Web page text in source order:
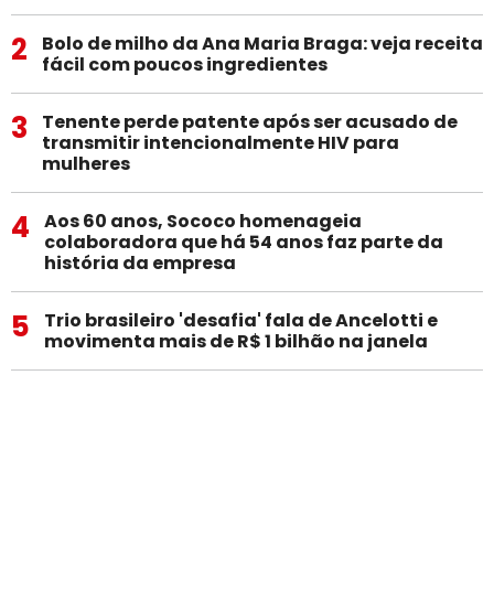
2
Bolo de milho da Ana Maria Braga: veja receita
fácil com poucos ingredientes
3
Tenente perde patente após ser acusado de
transmitir intencionalmente HIV para
mulheres
4
Aos 60 anos, Sococo homenageia
colaboradora que há 54 anos faz parte da
história da empresa
5
Trio brasileiro 'desafia' fala de Ancelotti e
movimenta mais de R$ 1 bilhão na janela